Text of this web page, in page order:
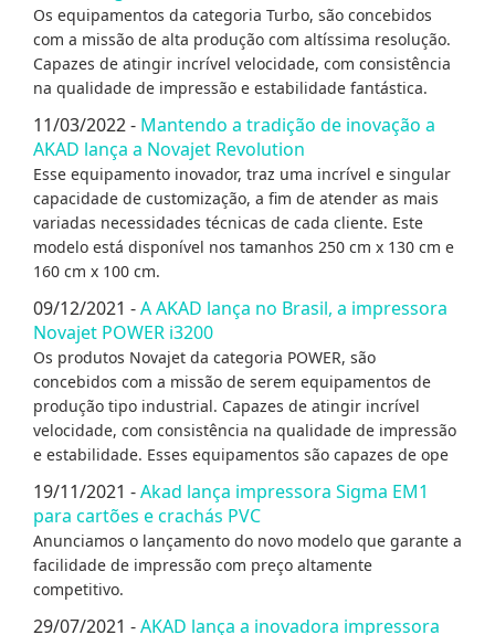
Os equipamentos da categoria Turbo, são concebidos
com a missão de alta produção com altíssima resolução.
Capazes de atingir incrível velocidade, com consistência
na qualidade de impressão e estabilidade fantástica.
11/03/2022 - Mantendo a tradição de inovação a
AKAD lança a Novajet Revolution
Esse equipamento inovador, traz uma incrível e singular
capacidade de customização, a fim de atender as mais
variadas necessidades técnicas de cada cliente. Este
modelo está disponível nos tamanhos 250 cm x 130 cm e
160 cm x 100 cm.
09/12/2021 -A AKAD lança no Brasil, a impressora
Novajet POWER i3200
Os produtos Novajet da categoria POWER, são
concebidos com a missão de serem equipamentos de
produção tipo industrial. Capazes de atingir incrível
velocidade, com consistência na qualidade de impressão
e estabilidade. Esses equipamentos são capazes de ope
19/11/2021 -Akad lança impressora Sigma EM1
para cartões e crachás PVC
Anunciamos o lançamento do novo modelo que garante a
facilidade de impressão com preço altamente
competitivo.
29/07/2021 -AKAD lança a inovadora impressora